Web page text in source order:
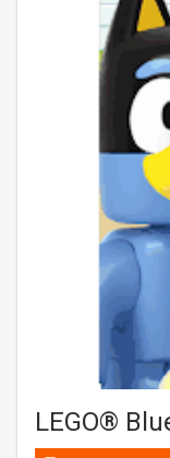
LEGO®